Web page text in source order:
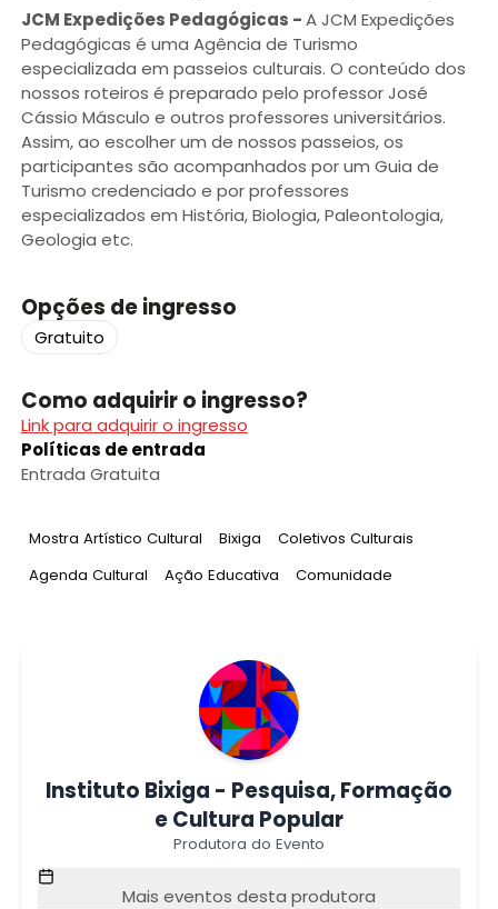
JCM Expedições Pedagógicas -A JCM Expedições
Pedagógicas é uma Agência de Turismo
especializada em passeios culturais. O conteúdo dos
nossos roteiros é preparado pelo professor José
Cássio Másculo e outros professores universitários.
Assim, ao escolher um de nossos passeios, os
participantes são acompanhados por um Guia de
Turismo credenciado e por professores
especializados em História, Biologia, Paleontologia,
Geologia etc.
Opções de ingresso
Gratuito
Como adquirir o ingresso?
Link para adquirir o ingresso
Políticas de entrada
Entrada Gratuita
Tag:
Mostra Artístico Cultural Tag:
Bixiga Tag:
Coletivos Culturais
Tag:
Agenda Cultural Tag:
Ação Educativa Tag:
Comunidade
Instituto Bixiga - Pesquisa, Formação
e Cultura Popular
Produtora do Evento
Mais eventos desta produtora